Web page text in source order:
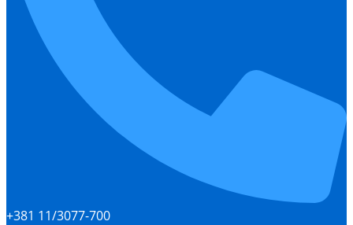
+381 11/3077-700